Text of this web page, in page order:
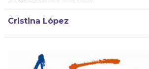
Cristina López